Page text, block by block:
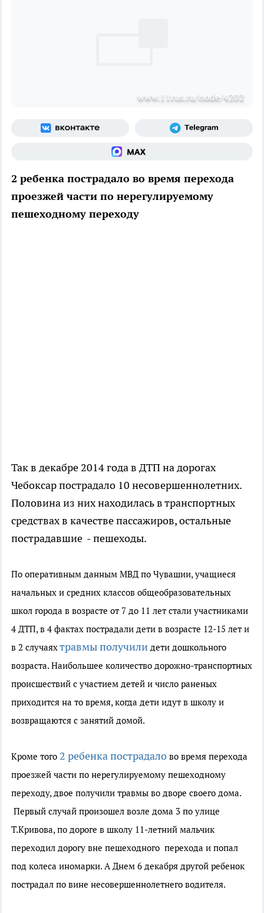
www.11rus.ru/node/4202
2 ребенка пострадало во время перехода
проезжей части по нерегулируемому
пешеходному переходу
Так в декабре 2014 года в ДТП на дорогах
Чебоксар пострадало 10 несовершеннолетних.
Половина из них находилась в транспортных
средствах в качестве пассажиров, остальные
пострадавшие - пешеходы.
По оперативным данным МВД по Чувашии, учащиеся
начальных и средних классов общеобразовательных
школ города в возрасте от 7 до 11 лет стали участниками
4 ДТП, в 4 фактах пострадали дети в возрасте 12-15 лет и
в 2 случаяхтравмы получили дети дошкольного
возраста. Наибольшее количество дорожно-транспортных
происшествий с участием детей и число раненых
приходится на то время, когда дети идут в школу и
возвращаются с занятий домой.
Кроме того 2 ребенка пострадало во время перехода
проезжей части по нерегулируемому пешеходному
переходу, двое получили травмы во дворе своего дома.
Первый случай произошел возле дома 3 по улице
Т.Кривова, по дороге в школу 11-летний мальчик
переходил дорогу вне пешеходного перехода и попал
под колеса иномарки. А Днем 6 декабря другой ребенок
пострадал по вине несовершеннолетнего водителя.